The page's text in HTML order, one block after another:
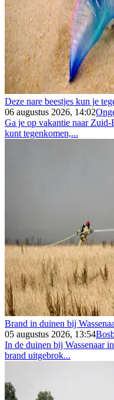
Deze nare beestjes kun je
06 augustus 2026, 14:02
Ga je op vakantie naar
kunt tegenkomen,...
Brand in duinen bij
05 augustus 2026, 13:54
In de duinen bij Wassenaar
brand uitgebrok...